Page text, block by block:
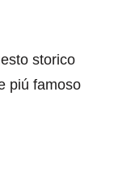
storico
piú famoso